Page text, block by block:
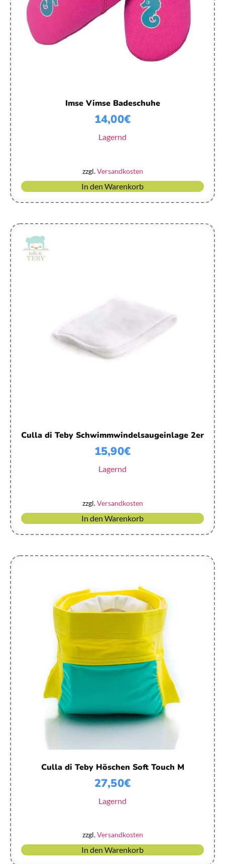
Imse Vimse Badeschuhe
14,00€
Lagernd
zzgl.Versandkosten
In den Warenkorb
Culla di Teby Schwimmwindelsaugeinlage 2er
15,90€
Lagernd
zzgl.Versandkosten
In den Warenkorb
Culla di Teby Höschen Soft Touch M
27,50€
Lagernd
zzgl.Versandkosten
In den Warenkorb